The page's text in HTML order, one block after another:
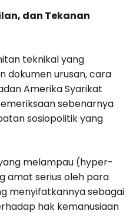
dan Tekanan
teknikal yang
dokumen urusan, cara
Amerika Syarikat
sebenarnya
sosiopolitik yang
melampau (hyper-
amat serius oleh para
menyifatkannya sebagai
hak kemanusiaan